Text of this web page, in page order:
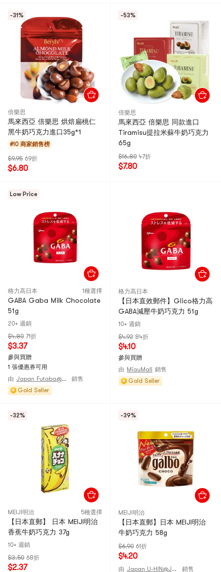
-31%
倍樂思
馬來西亞 倍樂思 烘焙扁桃仁
黑牛奶巧克力進口35g*1
#10 商家銷售榜
$9.95 69折
$6.80
-53%
倍樂思
馬來西亞 倍樂思 同款進口
Tiramisu提拉米蘇牛奶巧克力
65g
$16.80 47折
$7.80
Low Price
格力高日本 1種選擇
GABA Gaba Milk Chocolate
51g
20+ 週銷
$4.80 71折
$3.37
參與買贈
1 張優惠券可用
由
Japan Futaba@JAPAN
銷售
Gold Seller
格力高日本
【日本直效郵件】Glico格力高
GABA減壓牛奶巧克力 51g
10+ 週銷
$4.92 84折
$4.10
參與買贈
由 MiauMall
銷售
Gold Seller
-32%
MEIJI明治 5種選擇
【日本直郵】 日本 MEIJI明治
香蕉牛奶巧克力 37g
10+ 週銷
$3.50 68折
$2.37
-39%
MEIJI明治
【日本直郵】日本 MEIJI明治
牛奶巧克力 58g
$6.90 61折
$4.20
由 Japan U-HIN@JAPAN 銷售